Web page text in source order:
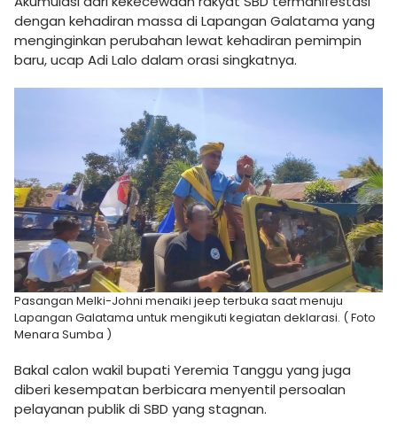
dengan kehadiran massa di Lapangan Galatama yang
menginginkan perubahan lewat kehadiran pemimpin
baru, ucap Adi Lalo dalam orasi singkatnya.
Pasangan Melki-Johni menaiki jeep terbuka saat menuju
Lapangan Galatama untuk mengikuti kegiatan deklarasi. ( Foto
Menara Sumba )
Bakal calon wakil bupati Yeremia Tanggu yang juga
diberi kesempatan berbicara menyentil persoalan
pelayanan publik di SBD yang stagnan.